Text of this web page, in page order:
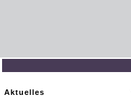
Aktuelles